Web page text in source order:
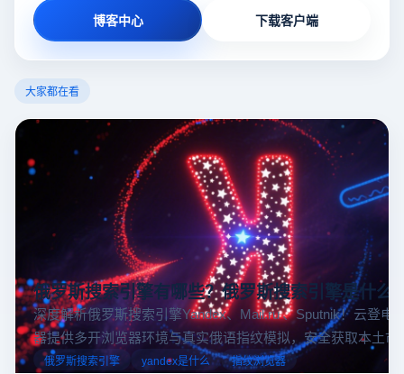
博客中心 下载客户端
大家都在看
俄罗斯搜索引擎有哪些？俄罗斯搜索引擎是什么
深度解析俄罗斯搜索引擎Yandex、Mail.ru 、Sputnik！云登电
器提供多开浏览器环境与真实俄语指纹模拟，安全获取本土市
据，助力跨境电商精准决策。
俄罗斯搜索引擎 yandex是什么 指纹浏览器